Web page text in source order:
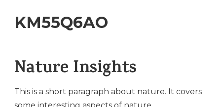
KM55Q6AO
Nature Insights
This is a short paragraph about nature. It covers